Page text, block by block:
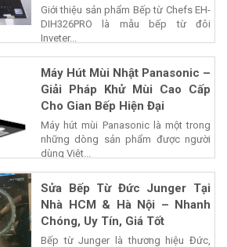
Giới thiệu sản phẩm Bếp từ Chefs EH-
DIH326PRO là mẫu bếp từ đôi
Inveter...
Máy Hút Mùi Nhật Panasonic –
Giải Pháp Khử Mùi Cao Cấp
Cho Gian Bếp Hiện Đại
Máy hút mùi Panasonic là một trong
những dòng sản phẩm được người
dùng Việt...
Sửa Bếp Từ Đức Junger Tại
Nhà HCM & Hà Nội – Nhanh
Chóng, Uy Tín, Giá Tốt
Bếp từ Junger là thương hiệu Đức,